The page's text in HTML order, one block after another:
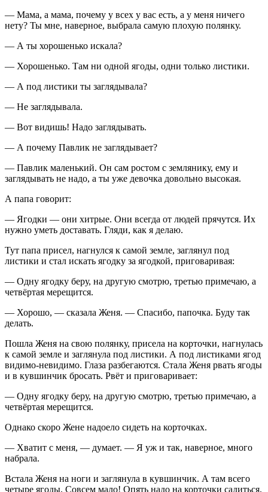
— Мама, а мама, почему у всех у вас есть, а у меня ничего
нету? Ты мне, наверное, выбрала самую плохую полянку.
— А ты хорошенько искала?
— Хорошенько. Там ни одной ягоды, одни только листики.
— А под листики ты заглядывала?
— Не заглядывала.
— Вот видишь! Надо заглядывать.
— А почему Павлик не заглядывает?
— Павлик маленький. Он сам ростом с землянику, ему и
заглядывать не надо, а ты уже девочка довольно высокая.
А папа говорит:
— Ягодки — они хитрые. Они всегда от людей прячутся. Их
нужно уметь доставать. Гляди, как я делаю.
Тут папа присел, нагнулся к самой земле, заглянул под
листики и стал искать ягодку за ягодкой, приговаривая:
— Одну ягодку беру, на другую смотрю, третью примечаю, а
четвёртая мерещится.
— Хорошо, — сказала Женя. — Спасибо, папочка. Буду так
делать.
Пошла Женя на свою полянку, присела на корточки, нагнулась
к самой земле и заглянула под листики. А под листиками ягод
видимо-невидимо. Глаза разбегаются. Стала Женя рвать ягоды
и в кувшинчик бросать. Рвёт и приговаривает:
— Одну ягодку беру, на другую смотрю, третью примечаю, а
четвёртая мерещится.
Однако скоро Жене надоело сидеть на корточках.
— Хватит с меня, — думает. — Я уж и так, наверное, много
набрала.
Встала Женя на ноги и заглянула в кувшинчик. А там всего
четыре ягоды. Совсем мало! Опять надо на корточки садиться.